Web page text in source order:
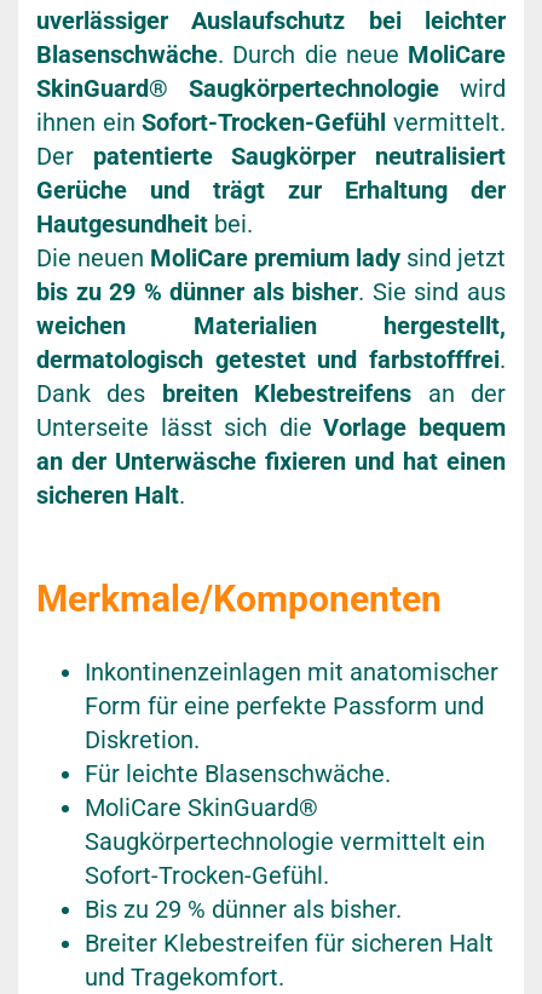
uverlässiger Auslaufschutz bei leichter
Blasenschwäche. Durch die neue MoliCare
SkinGuard® Saugkörpertechnologie wird
ihnen einSofort-Trocken-Gefühl vermittelt.
Der patentierte Saugkörper neutralisiert
Gerüche und trägt zur Erhaltung der
Hautgesundheit bei.
Die neuen MoliCare premium lady sind jetzt
bis zu 29 % dünner als bisher. Sie sind aus
weichen Materialien hergestellt,
dermatologisch getestet und farbstofffrei.
Dank des breiten Klebestreifens an der
Unterseite lässt sich dieVorlage bequem
an der Unterwäsche fixieren und hat einen
sicheren Halt.
Merkmale/Komponenten
Inkontinenzeinlagen mit anatomischer
Form für eine perfekte Passform und
Diskretion.
Für leichte Blasenschwäche.
MoliCare SkinGuard®
Saugkörpertechnologie vermittelt ein
Sofort-Trocken-Gefühl.
Bis zu 29 % dünner als bisher.
Breiter Klebestreifen für sicheren Halt
und Tragekomfort.